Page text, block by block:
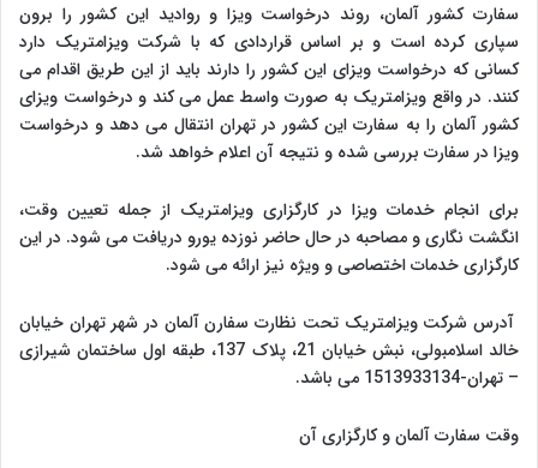
سفارت کشور آلمان، روند درخواست ویزا و روادید این کشور را برون
سپاری کرده است و بر اساس قراردادی که با شرکت ویزامتریک دارد
کسانی که درخواست ویزای این کشور را دارند باید از این طریق اقدام می
کنند. در واقع ویزامتریک به صورت واسط عمل می کند و درخواست ویزای
کشور آلمان را به سفارت این کشور در تهران انتقال می دهد و درخواست
ویزا در سفارت بررسی شده و نتیجه آن اعلام خواهد شد.
برای انجام خدمات ویزا در کارگزاری ویزامتریک از جمله تعیین وقت،
انگشت نگاری و مصاحبه در حال حاضر نوزده یورو دریافت می شود. در این
کارگزاری خدمات اختصاصی و ویژه نیز ارائه می شود.
آدرس شرکت ویزامتریک تحت نظارت سفارن آلمان در شهر تهران خیابان
خالد اسلامبولی، نبش خیابان 21، پلاک 137، طبقه اول ساختمان شیرازی
– تهران-1513933134 می باشد.
وقت سفارت آلمان و کارگزاری آن